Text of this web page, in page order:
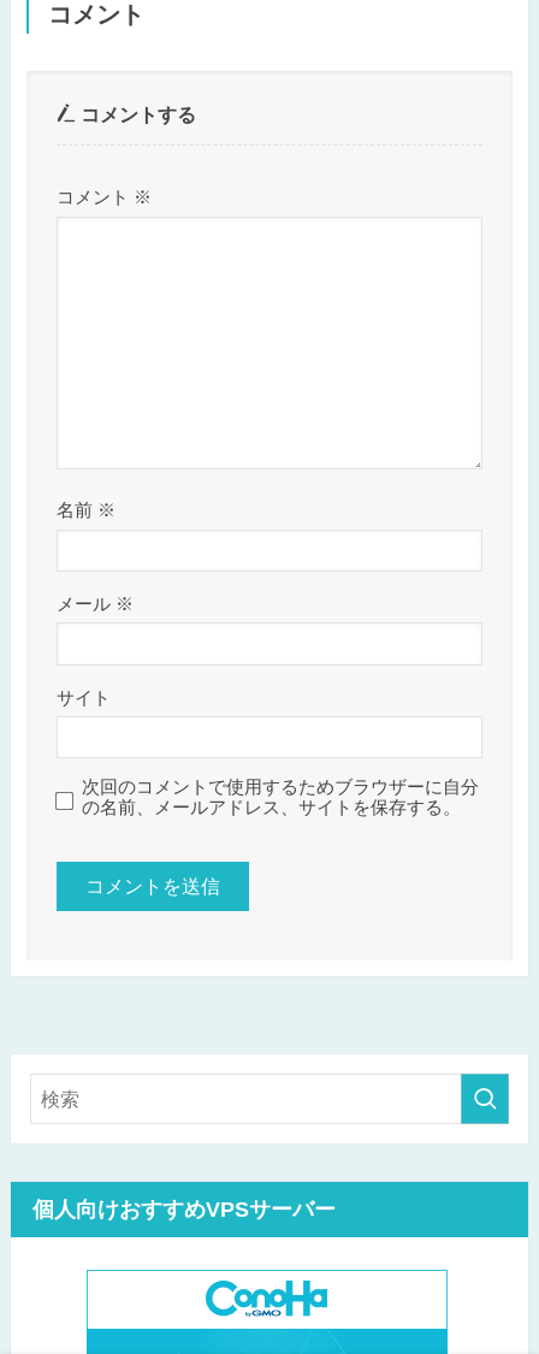
コメント
コメントする
コメント ※
名前 ※
メール ※
サイト
次回のコメントで使用するためブラウザーに自分
の名前、メールアドレス、サイトを保存する。
個人向けおすすめVPSサーバー